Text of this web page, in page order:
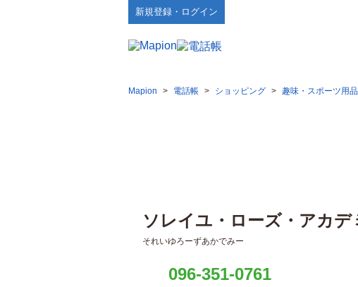
新規登録・ログイン
Mapion > 電話帳 > ショッピング > 趣味・スポーツ用品
ソレイユ・ローズ・アカデ
それいゆろーずあかでみー
096-351-0761